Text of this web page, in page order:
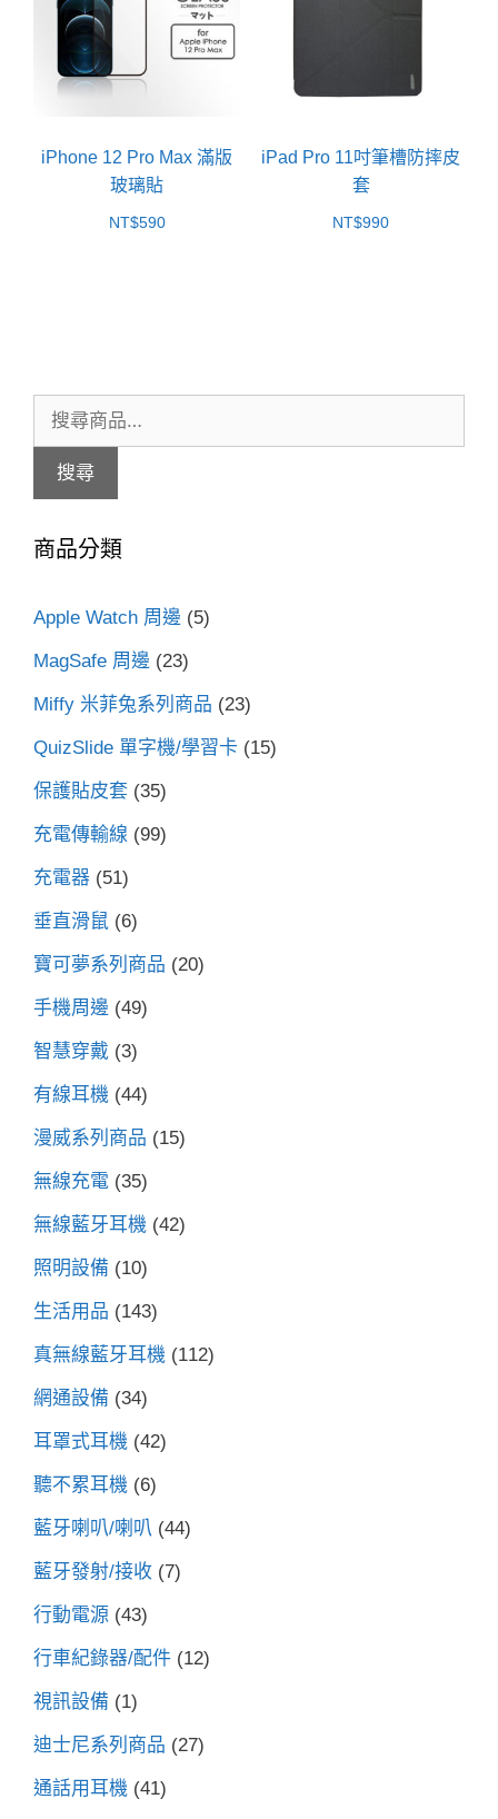
iPhone 12 Pro Max 滿版
玻璃貼
NT$590
iPad Pro 11吋筆槽防摔皮
套
NT$990
尋
字:
搜尋
商品分類
Apple Watch 周邊 (5)
MagSafe 周邊 (23)
Miffy 米菲兔系列商品 (23)
QuizSlide 單字機/學習卡 (15)
保護貼皮套 (35)
充電傳輸線 (99)
充電器 (51)
垂直滑鼠 (6)
寶可夢系列商品 (20)
手機周邊 (49)
智慧穿戴 (3)
有線耳機 (44)
漫威系列商品 (15)
無線充電 (35)
無線藍牙耳機 (42)
照明設備 (10)
生活用品 (143)
真無線藍牙耳機 (112)
網通設備 (34)
耳罩式耳機 (42)
聽不累耳機 (6)
藍牙喇叭/喇叭 (44)
藍牙發射/接收 (7)
行動電源 (43)
行車紀錄器/配件 (12)
視訊設備 (1)
迪士尼系列商品 (27)
通話用耳機 (41)